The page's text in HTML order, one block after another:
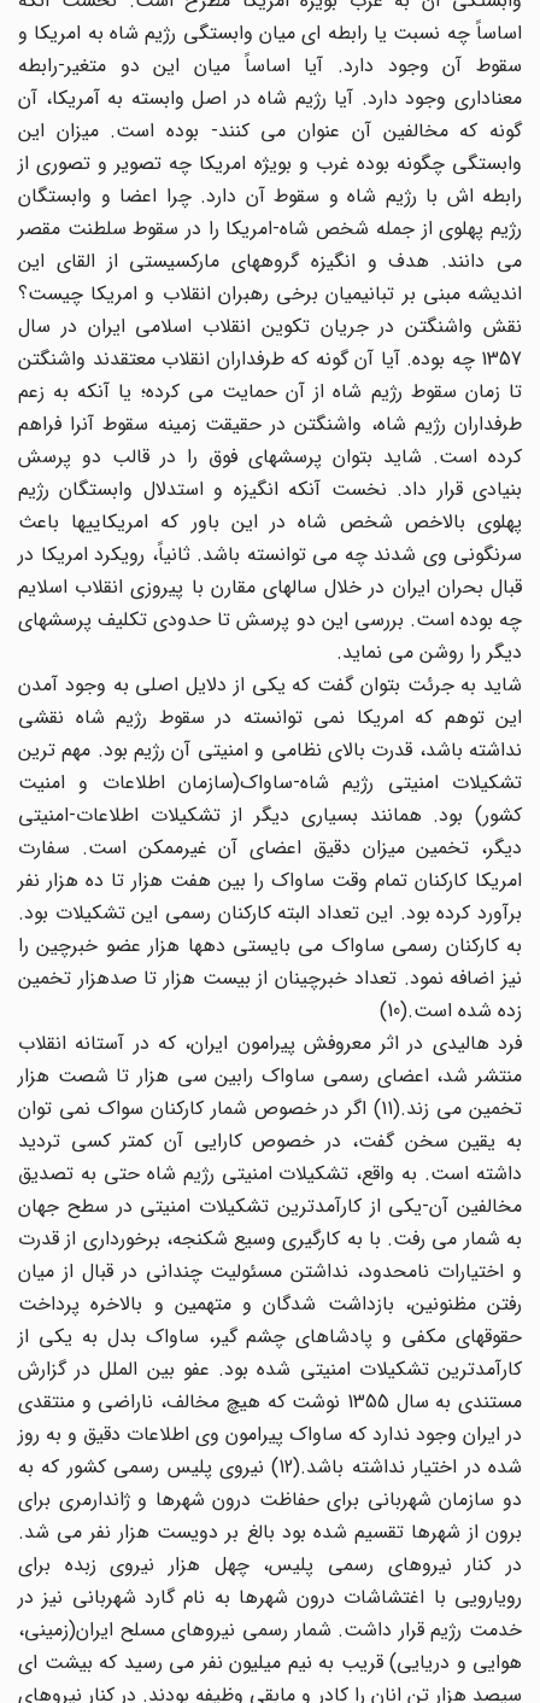
اساساً چه نسبت یا رابطه ای میان وابستگی رژیم شاه به امریکا و
سقوط آن وجود دارد. آیا اساساً میان این دو متغیر-رابطه
معناداری وجود دارد. آیا رژیم شاه در اصل وابسته به آمریکا، آن
گونه که مخالفین آن عنوان می کنند- بوده است. میزان این
وابستگی چگونه بوده غرب و بویژه امریکا چه تصویر و تصوری از
رابطه اش با رژیم شاه و سقوط آن دارد. چرا اعضا و وابستگان
رژیم پهلوی از جمله شخص شاه-امریکا را در سقوط سلطنت مقصر
می دانند. هدف و انگیزه گروههای مارکسیستی از القای این
اندیشه مبنی بر تبانیمیان برخی رهبران انقلاب و امریکا چیست؟
نقش واشنگتن در جریان تکوین انقلاب اسلامی ایران در سال
1357 چه بوده. آیا آن گونه که طرفداران انقلاب معتقدند واشنگتن
تا زمان سقوط رژیم شاه از آن حمایت می کرده؛ یا آنکه به زعم
طرفداران رژیم شاه، واشنگتن در حقیقت زمینه سقوط آنرا فراهم
کرده است. شاید بتوان پرسشهای فوق را در قالب دو پرسش
بنیادی قرار داد. نخست آنکه انگیزه و استدلال وابستگان رژیم
پهلوی بالاخص شخص شاه در این باور که امریکاییها باعث
سرنگونی وی شدند چه می توانسته باشد. ثانیاً، رویکرد امریکا در
قبال بحران ایران در خلال سالهای مقارن با پیروزی انقلاب اسلایم
چه بوده است. بررسی این دو پرسش تا حدودی تکلیف پرسشهای
دیگر را روشن می نماید.
شاید به جرئت بتوان گفت که یکی از دلایل اصلی به وجود آمدن
این توهم که امریکا نمی توانسته در سقوط رژیم شاه نقشی
نداشته باشد، قدرت بالای نظامی و امنیتی آن رژیم بود. مهم ترین
تشکیلات امنیتی رژیم شاه-ساواک(سازمان اطلاعات و امنیت
کشور) بود. همانند بسیاری دیگر از تشکیلات اطلاعات-امنیتی
دیگر، تخمین میزان دقیق اعضای آن غیرممکن است. سفارت
امریکا کارکنان تمام وقت ساواک را بین هفت هزار تا ده هزار نفر
برآورد کرده بود. این تعداد البته کارکنان رسمی این تشکیلات بود.
به کارکنان رسمی ساواک می بایستی دهها هزار عضو خبرچین را
نیز اضافه نمود. تعداد خبرچینان از بیست هزار تا صدهزار تخمین
زده شده است.(10)
فرد هالیدی در اثر معروفش پیرامون ایران، که در آستانه انقلاب
منتشر شد، اعضای رسمی ساواک رابین سی هزار تا شصت هزار
تخمین می زند.(11) اگر در خصوص شمار کارکنان سواک نمی توان
به یقین سخن گفت، در خصوص کارایی آن کمتر کسی تردید
داشته است. به واقع، تشکیلات امنیتی رژیم شاه حتی به تصدیق
مخالفین آن-یکی از کارآمدترین تشکیلات امنیتی در سطح جهان
به شمار می رفت. با به کارگیری وسیع شکنجه، برخورداری از قدرت
و اختیارات نامحدود، نداشتن مسئولیت چندانی در قبال از میان
رفتن مظنونین، بازداشت شدگان و متهمین و بالاخره پرداخت
حقوقهای مکفی و پادشاهای چشم گیر، ساواک بدل به یکی از
کارآمدترین تشکیلات امنیتی شده بود. عفو بین الملل در گزارش
مستندی به سال 1355 نوشت که هیچ مخالف، ناراضی و منتقدی
در ایران وجود ندارد که ساواک پیرامون وی اطلاعات دقیق و به روز
شده در اختیار نداشته باشد.(12) نیروی پلیس رسمی کشور که به
دو سازمان شهربانی برای حفاظت درون شهرها و ژاندارمری برای
برون از شهرها تقسیم شده بود بالغ بر دویست هزار نفر می شد.
در کنار نیروهای رسمی پلیس، چهل هزار نیروی زبده برای
رویارویی با اغتشاشات درون شهرها به نام گارد شهربانی نیز در
خدمت رژیم قرار داشت. شمار رسمی نیروهای مسلح ایران(زمینی،
هوایی و دریایی) قریب به نیم میلیون نفر می رسید که بیشت ای
سیصد هزار تن انان را کادر و مابقی وظیفه بودند. در کنار نیروهای